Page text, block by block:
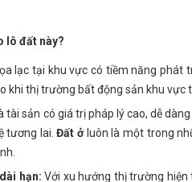
lô đất này?
lạc tại khu vực có tiềm năng phát
khi thị trường bất động sản khu vực
tài sản có giá trị pháp lý cao, dễ
tương lai.Đất ởluôn là một trong
hạn: Với xu hướng thị trường hiện